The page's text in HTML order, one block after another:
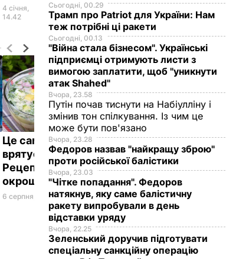
4 січня,
14.42
НАДЗВИЧАЙНІ
ПОДІЇ
Це саме те, що
врятує у спеку.
Рецепт смачнючої
окрошки
6 серпня, 18.21БУЛЬВАР
"Хрумкі зовні й ніжні
всередині".
Найсмачніші
смажені кабачки
6 серпня, 18.09БУЛЬВАР
Сьогодні, 00.29
Трамп про Patriot для України: Нам
теж потрібні ці ракети
Сьогодні, 00.13
"Війна стала бізнесом". Українські
підприємці отримують листи з
вимогою заплатити, щоб "уникнути
атак Shahed"
Вчора, 23.58
Путін почав тиснути на Набіулліну і
змінив тон спілкування. Із чим це
може бути пов'язано
Вчора, 23.28
Федоров назвав "найкращу зброю"
проти російської балістики
Вчора, 23.03
"Чітке попадання". Федоров
натякнув, яку саме балістичну
ракету випробували в день
відставки уряду
Вчора, 22.25
Зеленський доручив підготувати
спеціальну санкційну операцію